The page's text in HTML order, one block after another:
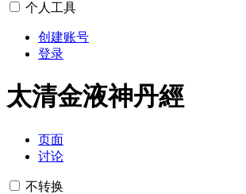
个人工具
创建账号
登录
太清金液神丹經
页面
讨论
不转换